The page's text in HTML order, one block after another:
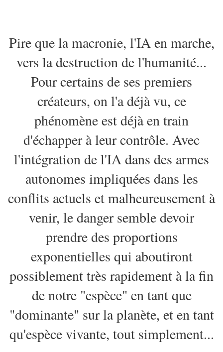
Pire que la macronie, l'IA en marche,
vers la destruction de l'humanité...
Pour certains de ses premiers
créateurs, on l'a déjà vu, ce
phénomène est déjà en train
d'échapper à leur contrôle. Avec
l'intégration de l'IA dans des armes
autonomes impliquées dans les
conflits actuels et malheureusement à
venir, le danger semble devoir
prendre des proportions
exponentielles qui aboutiront
possiblement très rapidement à la fin
de notre "espèce" en tant que
"dominante" sur la planète, et en tant
qu'espèce vivante, tout simplement...